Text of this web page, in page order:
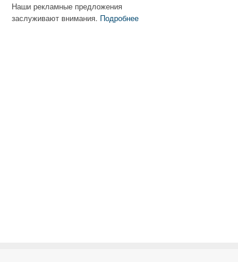
Наши рекламные предложения
заслуживают внимания. Подробнее